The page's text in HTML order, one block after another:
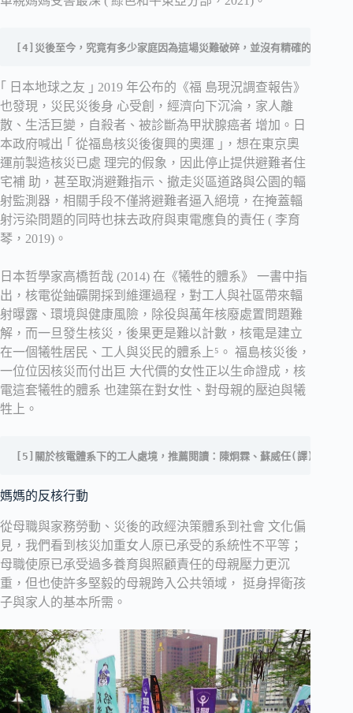
[4]災後至今，究竟有多少家庭因為這場災難破碎，並沒有精確的官
｢ 日本地球之友 ｣ 2019 年公布的《福 島現況調查報告》
也發現，災民災後身 心受創，經濟向下沉淪，家人離
散、生活巨變，自殺者、被診斷為甲狀腺癌者 增加。日
本政府喊出 ｢ 從福島核災後復興的奧運 ｣，想在東京奧
運前製造核災已處 理完的假象，因此停止提供避難者住
宅補 助，甚至取消避難指示、撤走災區道路與公園的輻
射監測器，相關手段不僅將避難者逼入絕境，在掩蓋輻
射污染問題的同時也抹去政府與東電應負的責任 ( 李育
琴，2019)。
日本哲學家高橋哲哉 (2014) 在《犧牲的體系》 一書中指
出，核電從鈾礦開採到維運過程，對工人與社區帶來輻
射曝露、環境與健康風險，除役與萬年核廢處置問題難
解，而一旦發生核災，後果更是難以計數，核電是建立
在一個犧牲居民、工人與災民的體系上⁵。 福島核災後，
一位位因核災而付出巨 大代價的女性正以生命證成，核
電這套犧牲的體系 也建築在對女性、對母親的壓迫與犧
牲上。
[5]關於核電體系下的工人處境，推薦閱讀：陳炯霖、蘇威任(譯
媽媽的反核行動
從母職與家務勞動、災後的政經決策體系到社會 文化偏
見，我們看到核災加重女人原已承受的系統性不平等；
母職使原已承受過多養育與照顧責任的母親壓力更沉
重，但也使許多堅毅的母親跨入公共領域， 挺身捍衛孩
子與家人的基本所需。